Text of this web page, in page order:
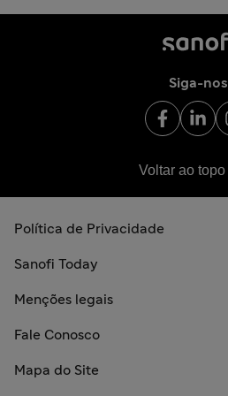
Siga-nos
Voltar ao topo
Política de Privacidade
Sanofi Today
Menções legais
Fale Conosco
Mapa do Site